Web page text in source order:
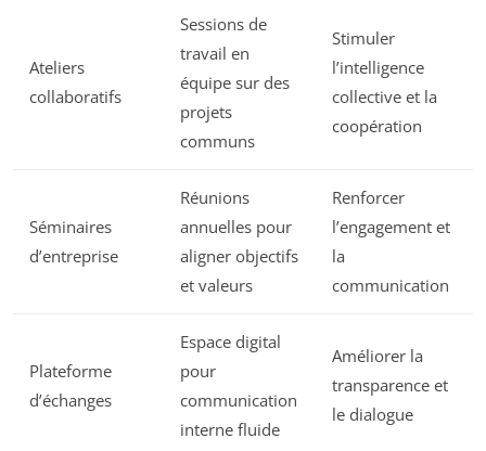
Ateliers
collaboratifs
Sessions de
travail en
équipe sur des
projets
communs
Stimuler
l’intelligence
collective et la
coopération
Séminaires
d’entreprise
Réunions
annuelles pour
aligner objectifs
et valeurs
Renforcer
l’engagement et
la
communication
Plateforme
d’échanges
Espace digital
pour
communication
interne fluide
Améliorer la
transparence et
le dialogue